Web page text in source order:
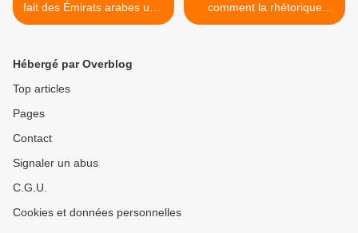
fait des Émirats arabes unis
une zone de guerre
comment la rhétorique
religieuse s’impose au cœur
Hébergé par Overblog
Top articles
Pages
Contact
Signaler un abus
C.G.U.
Cookies et données personnelles